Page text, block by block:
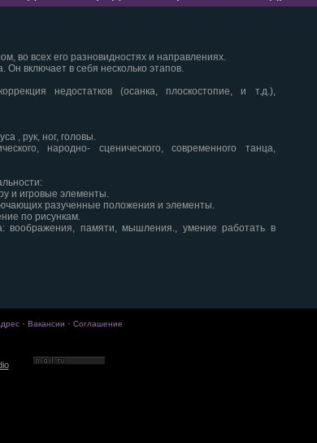
во всех его разновидностях и направлениях.
включает в себя несколько этапов.
недостатков (осанка, плоскостопие, и т.д.),
, рук, ног, головы.
народно- сценического, современного танца,
и игровые элементы.
разученные положения и элементы.
по рисункам.
воображения, памяти, мышления., умение работать в
· Вакансии · Соглашение